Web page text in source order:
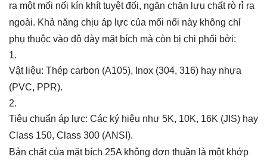
ra một mối nối kín khít tuyệt đối, ngăn chặn lưu chất rò rỉ ra
ngoài. Khả năng chịu áp lực của mối nối này không chỉ
phụ thuộc vào độ dày mặt bích mà còn bị chi phối bởi:
Vật liệu: Thép carbon (A105), Inox (304, 316) hay nhựa
(PVC, PPR).
Tiêu chuẩn áp lực: Các ký hiệu như 5K, 10K, 16K (JIS) hay
Class 150, Class 300 (ANSI).
Bản chất của mặt bích 25A không đơn thuần là một khớp